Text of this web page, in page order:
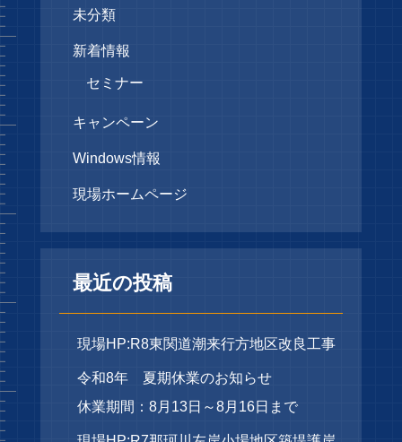
未分類
新着情報
セミナー
キャンペーン
Windows情報
現場ホームページ
最近の投稿
現場HP:R8東関道潮来行方地区改良工事
令和8年 夏期休業のお知らせ
休業期間：8月13日～8月16日まで